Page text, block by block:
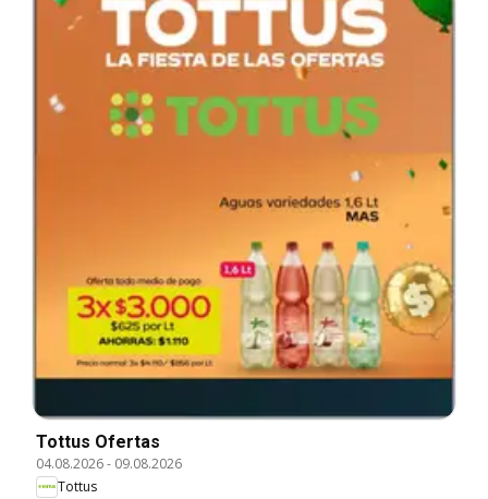
Tottus Ofertas
04.08.2026- 09.08.2026
Tottus